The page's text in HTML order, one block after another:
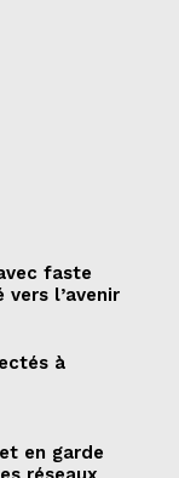
faste
l’avenir
à
en garde